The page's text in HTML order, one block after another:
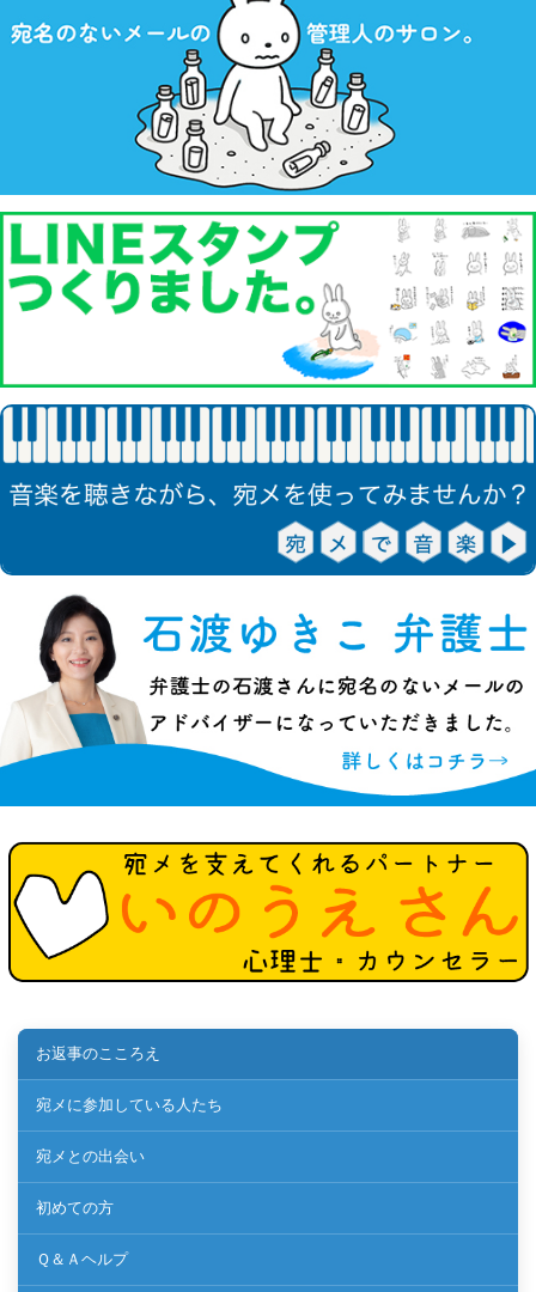
お返事のこころえ
宛メに参加している人たち
宛メとの出会い
初めての方
Ｑ＆Ａヘルプ